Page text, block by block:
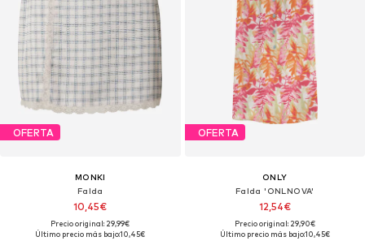
OFERTA
MONKI
Falda
10,45€
Precio original: 29,99€
Último precio más bajo:10,45€
OFERTA
ONLY
Falda 'ONLNOVA'
12,54€
Precio original: 29,90€
Último precio más bajo:10,45€